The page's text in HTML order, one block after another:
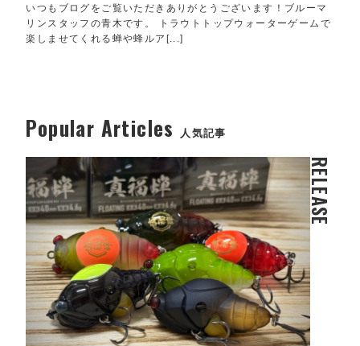
いつもブログをご覧いただきありがとうございます！ブルーマ
リンスタッフの青木です。 トラウトトップウォーターゲームで
楽しませてくれる蝉や蜂ルア[...]
Popular Articles 人気記事
RELEASE